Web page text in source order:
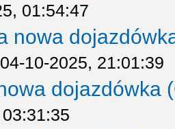
01:54:47
nowa
10-2025, 21:01:39
dojazdówka